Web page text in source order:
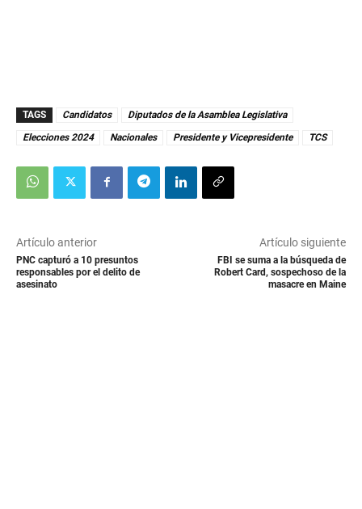
t
e
e
n
d
s
TAGS Candidatos
Diputados de la Asamblea Legislativa
Elecciones 2024
Nacionales Presidente y Vicepresidente TCS
Artículo anterior
PNC capturó a 10 presuntos
responsables por el delito de
asesinato
Artículo siguiente
FBI se suma a la búsqueda de
Robert Card, sospechoso de la
masacre en Maine